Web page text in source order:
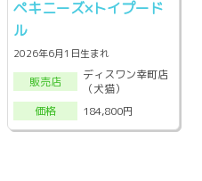
ペキニーズ×トイプード
ル
2026年6月1日生まれ
販売店
ディスワン幸町店
（犬猫）
価格
184,800円